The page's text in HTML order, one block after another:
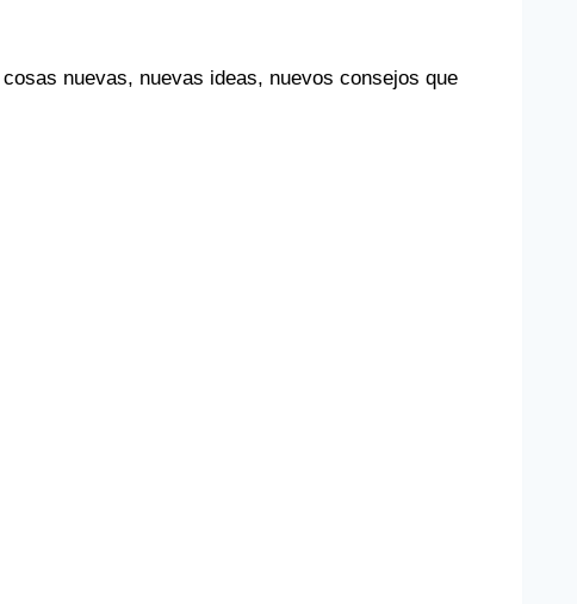
nuevas, nuevas ideas, nuevos consejos que